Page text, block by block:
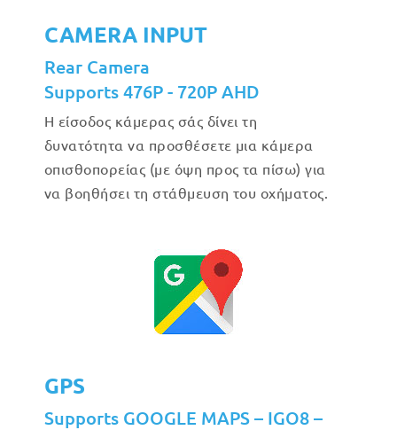
CAMERA INPUT
Rear Camera
Supports 476P - 720P AHD
Η είσοδος κάμερας σάς δίνει τη
δυνατότητα να προσθέσετε μια κάμερα
οπισθοπορείας (με όψη προς τα πίσω) για
να βοηθήσει τη στάθμευση του οχήματος.
GPS
Supports GOOGLE MAPS – IGO8 –